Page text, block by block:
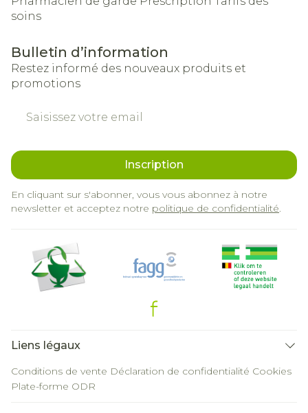
soins
Bulletin d’information
Restez informé des nouveaux produits et
promotions
Inscription
En cliquant sur s'abonner, vous vous abonnez à notre
newsletter et acceptez notre politique de confidentialité.
Liens légaux
Conditions de vente Déclaration de confidentialité Cookies
Plate-forme ODR